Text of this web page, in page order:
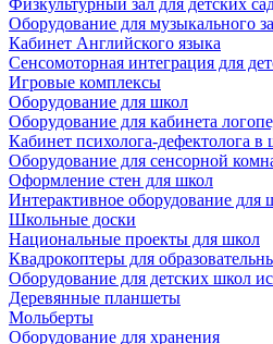
Физкультурный зал для детских
Оборудование для музыкального
Кабинет Английского языка
Сенсомоторная интеграция для
Игровые комплексы
Оборудование для школ
Оборудование для кабинета
Кабинет психолога-дефектолога в
Оборудование для сенсорной
Оформление стен для школ
Интерактивное оборудование для
Школьные доски
Национальные проекты для школ
Квадрокоптеры для
Оборудование для детских школ
Деревянные планшеты
Мольберты
Оборудование для хранения